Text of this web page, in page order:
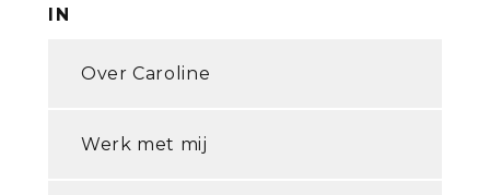
IN
Over Caroline
Werk met mij